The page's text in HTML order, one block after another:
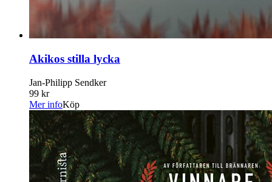
Akikos stilla lycka
Jan-Philipp Sendker
99 kr
Mer infoKöp